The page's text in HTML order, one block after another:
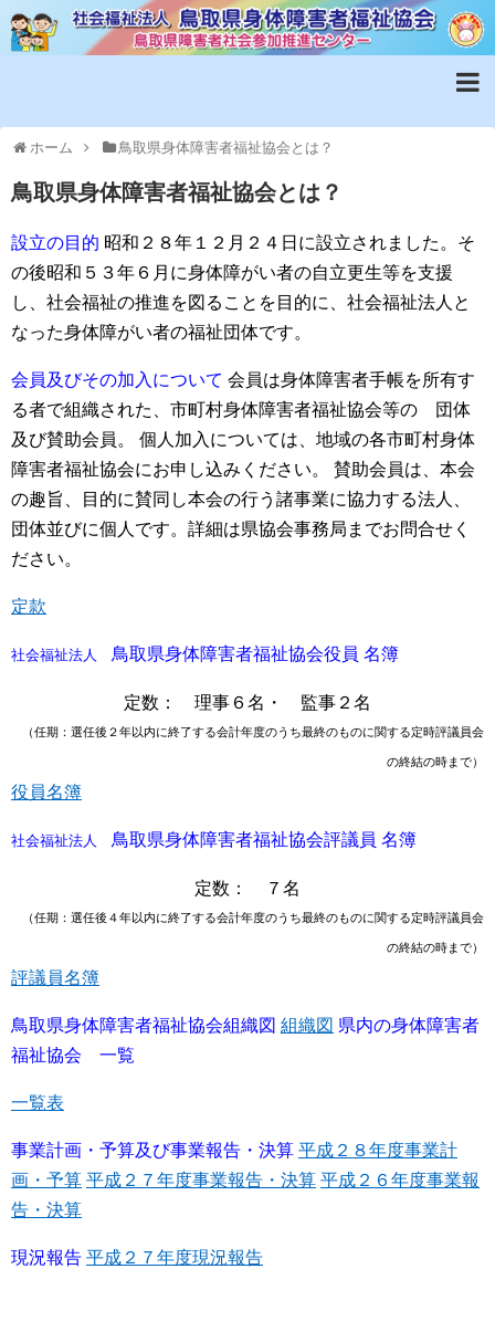
ホーム 鳥取県身体障害者福祉協会とは？
鳥取県身体障害者福祉協会とは？
設立の目的 昭和２８年１２月２４日に設立されました。そ
の後昭和５３年６月に身体障がい者の自立更生等を支援
し、社会福祉の推進を図ることを目的に、社会福祉法人と
なった身体障がい者の福祉団体です。
会員及びその加入について 会員は身体障害者手帳を所有す
る者で組織された、市町村身体障害者福祉協会等の 団体
及び賛助会員。
個人加入については、地域の各市町村身体
障害者福祉協会にお申し込みください。
賛助会員は、本会
の趣旨、目的に賛同し本会の行う諸事業に協力する法人、
団体並びに個人です。詳細は県協会事務局までお問合せく
ださい。
定款
社会福祉法人 鳥取県身体障害者福祉協会役員 名簿
定数： 理事６名・ 監事２名
（任期：選任後２年以内に終了する会計年度のうち最終のものに関する定時評議員会
の終結の時まで）
役員名簿
社会福祉法人 鳥取県身体障害者福祉協会評議員 名簿
定数： ７名
（任期：選任後４年以内に終了する会計年度のうち最終のものに関する定時評議員会
の終結の時まで）
評議員名簿
鳥取県身体障害者福祉協会組織図 組織図 県内の身体障害者
福祉協会 一覧
一覧表
事業計画・予算及び事業報告・決算 平成２８年度事業計
画・予算 平成２７年度事業報告・決算 平成２６年度事業報
告・決算
現況報告 平成２７年度現況報告